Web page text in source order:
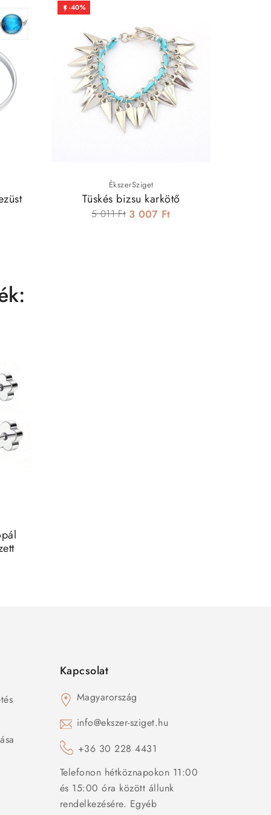
 -40%
ÉkszerSziget
Tüskés bizsu karkötő
5 011 Ft 3 007 Ft
Kapcsolat
Magyarország
info@ekszer-sziget.hu
+36 30 228 4431
Telefonon hétköznapokon 11:00
és 15:00 óra között állunk
rendelkezésére. Egyéb